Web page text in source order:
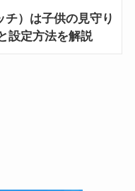
）は子供の見守り
設定方法を解説